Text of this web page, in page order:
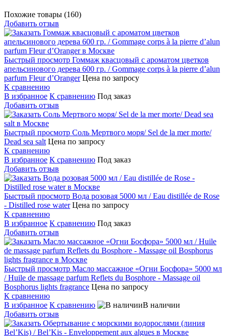
Похожие товары (160)
Добавить отзыв
Быстрый просмотр Гоммаж квасцовый с ароматом цветков
апельсинового дерева 600 гр. / Gommage corps à la pierre d’alun
parfum Fleur d’Oranger Цена по запросу
К сравнению
В избранное К сравнению Под заказ
Добавить отзыв
Быстрый просмотр Соль Мертвого моря/ Sel de la mer morte/
Dead sea salt Цена по запросу
К сравнению
В избранное К сравнению Под заказ
Добавить отзыв
Быстрый просмотр Вода розовая 5000 мл / Eau distillée de Rose
- Distilled rose water Цена по запросу
К сравнению
В избранное К сравнению Под заказ
Добавить отзыв
Быстрый просмотр Масло массажное «Огни Босфора» 5000 мл
/ Huile de massage parfum Reflets du Bosphore - Massage oil
Bosphorus lights fragrance Цена по запросу
К сравнению
В избранное К сравнению
В наличии
Добавить отзыв